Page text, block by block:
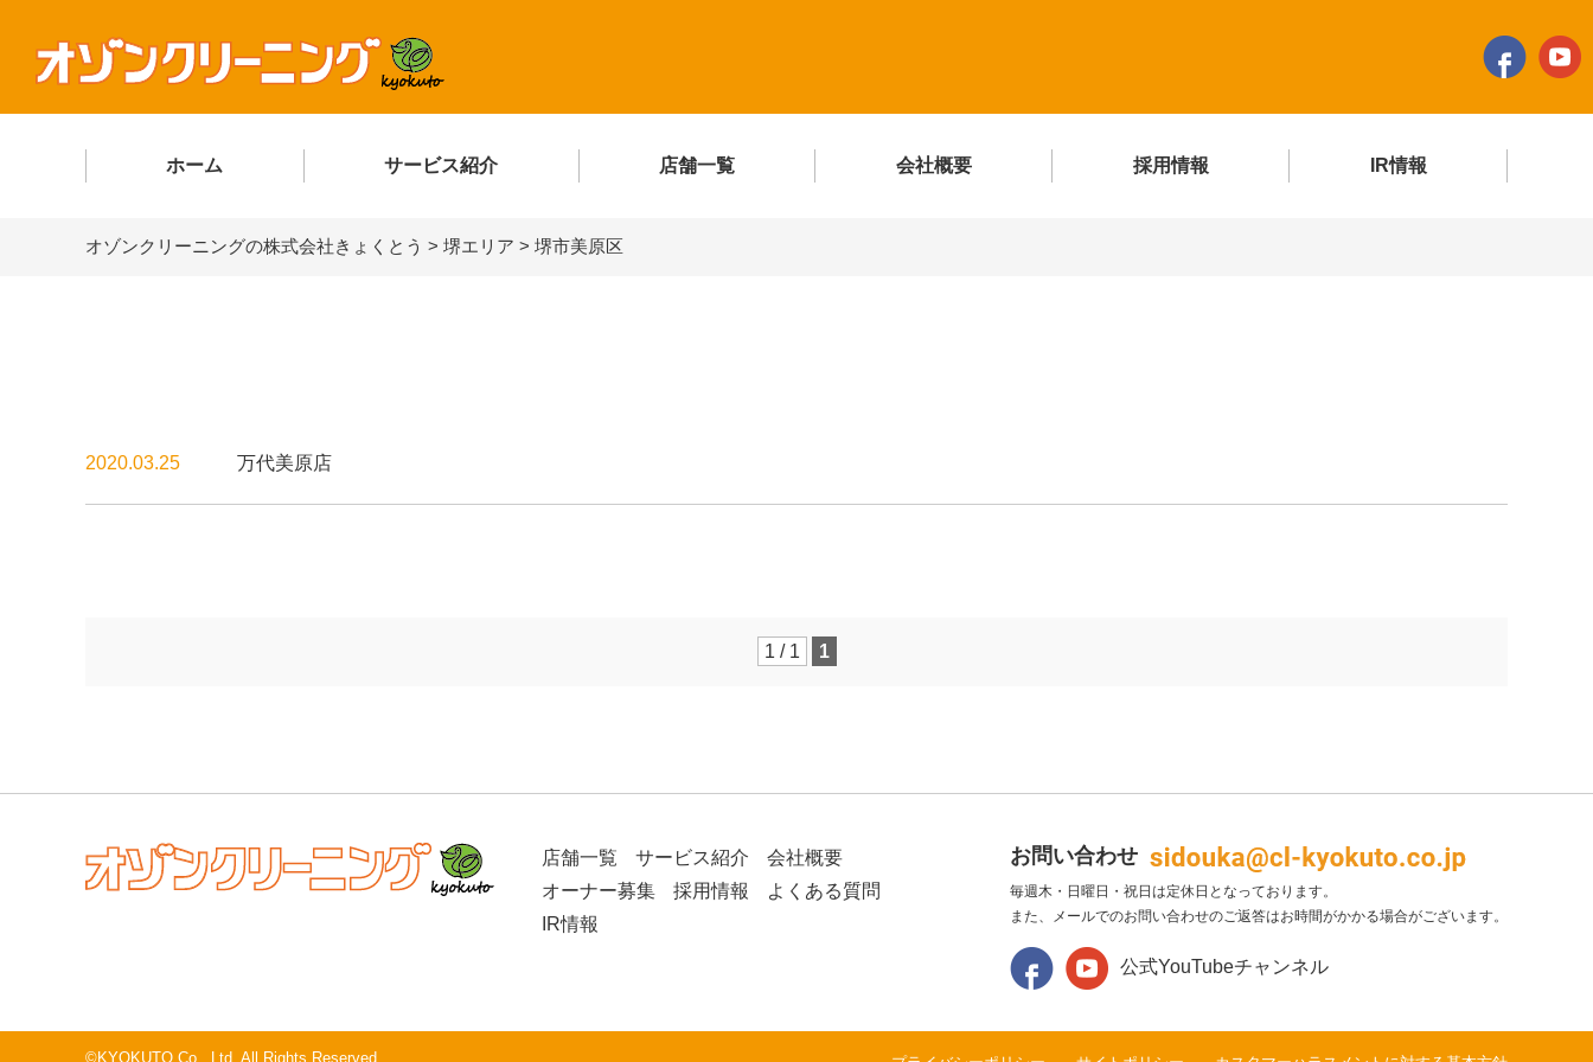
ホーム サービス紹介 店舗一覧 会社概要 採用情報 IR情報
オゾンクリーニングの株式会社きょくとう > 堺エリア > 堺市美原区
2020.03.25 万代美原店
1 / 1 1
店舗一覧 サービス紹介
会社概要
オーナー募集
採用情報
よくある質問
IR情報
お問い合わせ
毎週木・日曜日・祝日は定休日となっております。
また、メールでのお問い合わせのご返答はお時間がかかる場合がございます。
©KYOKUTO Co., Ltd. All Rights Reserved.